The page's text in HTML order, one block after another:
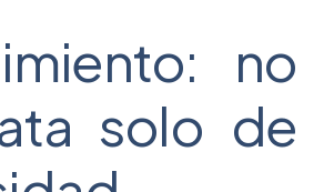
no
solo de